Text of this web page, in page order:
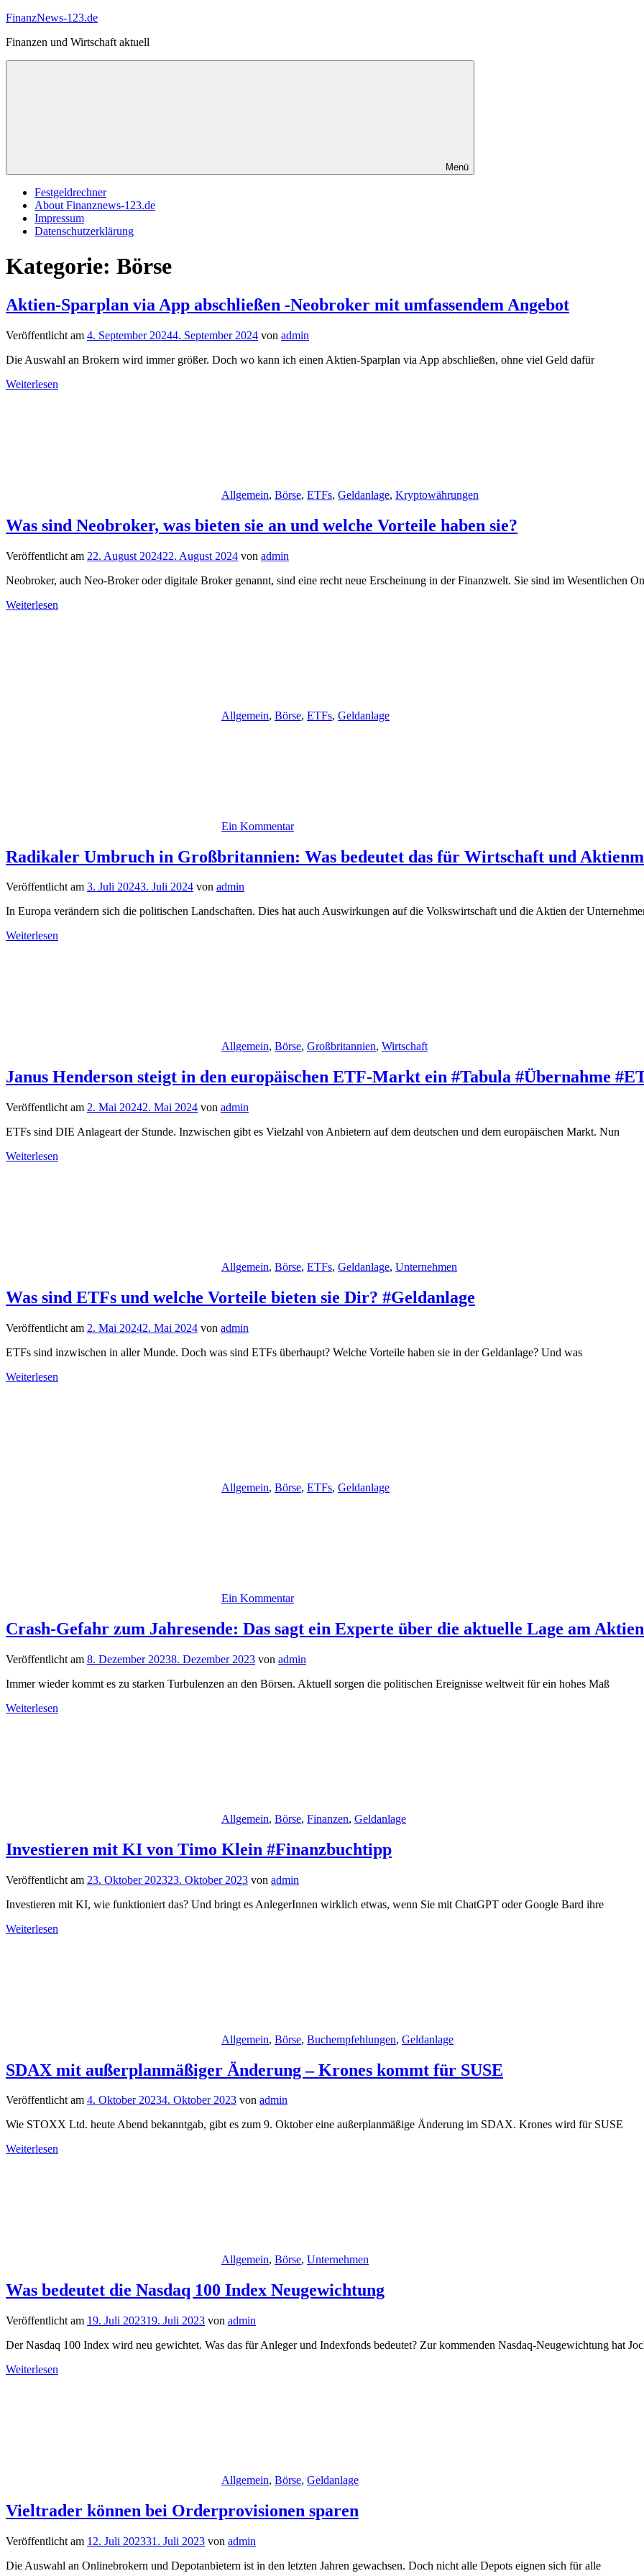
Zum
springen
FinanzNews-123.de
Finanzen und Wirtschaft aktuell
Menü
Festgeldrechner
About Finanznews-123.de
Impressum
Datenschutzerklärung
Kategorie: Börse
Aktien-Sparplan via App abschließen -Neobroker mit umfassendem Angebot
Veröffentlicht am 4. September 20244. September 2024 von admin
Die Auswahl an Brokern wird immer größer. Doch wo kann ich einen Aktien-Sparplan via App abschließen, ohne viel Geld dafür
Weiterlesen
Allgemein, Börse, ETFs, Geldanlage, Kryptowährungen
Was sind Neobroker, was bieten sie an und welche Vorteile haben sie?
Veröffentlicht am 22. August 202422. August 2024 von admin
Neobroker, auch Neo-Broker oder digitale Broker genannt, sind eine recht neue Erscheinung in der Finanzwelt. Sie sind im Wesentlichen
Weiterlesen
Allgemein, Börse, ETFs, Geldanlage
Ein Kommentar
Radikaler Umbruch in Großbritannien: Was bedeutet das für Wirtschaft und
Veröffentlicht am 3. Juli 20243. Juli 2024 von admin
In Europa verändern sich die politischen Landschaften. Dies hat auch Auswirkungen auf die Volkswirtschaft und die Aktien der
Weiterlesen
Allgemein, Börse, Großbritannien, Wirtschaft
Janus Henderson steigt in den europäischen ETF-Markt ein #Tabula #Übernahme
Veröffentlicht am 2. Mai 20242. Mai 2024 von admin
ETFs sind DIE Anlageart der Stunde. Inzwischen gibt es Vielzahl von Anbietern auf dem deutschen und dem europäischen Markt. Nun
Weiterlesen
Allgemein, Börse, ETFs, Geldanlage, Unternehmen
Was sind ETFs und welche Vorteile bieten sie Dir? #Geldanlage
Veröffentlicht am 2. Mai 20242. Mai 2024 von admin
ETFs sind inzwischen in aller Munde. Doch was sind ETFs überhaupt? Welche Vorteile haben sie in der Geldanlage? Und was
Weiterlesen
Allgemein, Börse, ETFs, Geldanlage
Ein Kommentar
Crash-Gefahr zum Jahresende: Das sagt ein Experte über die aktuelle Lage am
Veröffentlicht am 8. Dezember 20238. Dezember 2023 von admin
Immer wieder kommt es zu starken Turbulenzen an den Börsen. Aktuell sorgen die politischen Ereignisse weltweit für ein hohes Maß
Weiterlesen
Allgemein, Börse, Finanzen, Geldanlage
Investieren mit KI von Timo Klein #Finanzbuchtipp
Veröffentlicht am 23. Oktober 202323. Oktober 2023 von admin
Investieren mit KI, wie funktioniert das? Und bringt es AnlegerInnen wirklich etwas, wenn Sie mit ChatGPT oder Google Bard ihre
Weiterlesen
Allgemein, Börse, Buchempfehlungen, Geldanlage
SDAX mit außerplanmäßiger Änderung – Krones kommt für SUSE
Veröffentlicht am 4. Oktober 20234. Oktober 2023 von admin
Wie STOXX Ltd. heute Abend bekanntgab, gibt es zum 9. Oktober eine außerplanmäßige Änderung im SDAX. Krones wird für SUSE
Weiterlesen
Allgemein, Börse, Unternehmen
Was bedeutet die Nasdaq 100 Index Neugewichtung
Veröffentlicht am 19. Juli 202319. Juli 2023 von admin
Der Nasdaq 100 Index wird neu gewichtet. Was das für Anleger und Indexfonds bedeutet? Zur kommenden Nasdaq-Neugewichtung hat
Weiterlesen
Allgemein, Börse, Geldanlage
Vieltrader können bei Orderprovisionen sparen
Veröffentlicht am 12. Juli 202331. Juli 2023 von admin
Die Auswahl an Onlinebrokern und Depotanbietern ist in den letzten Jahren gewachsen. Doch nicht alle Depots eignen sich für alle